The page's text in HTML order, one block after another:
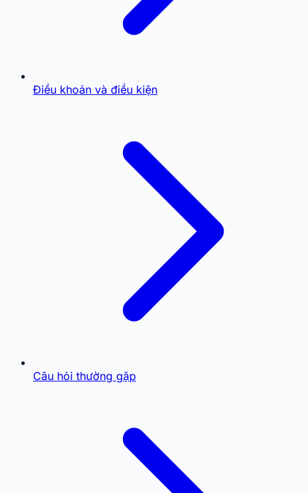
Điều khoản và điều kiện
Câu hỏi thường gặp